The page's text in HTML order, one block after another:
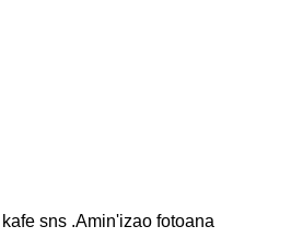
sns .Amin'izao fotoana